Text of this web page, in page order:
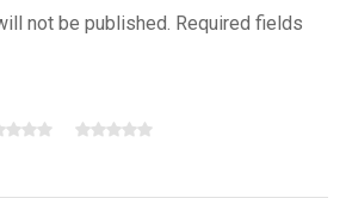
not be published. Required fields